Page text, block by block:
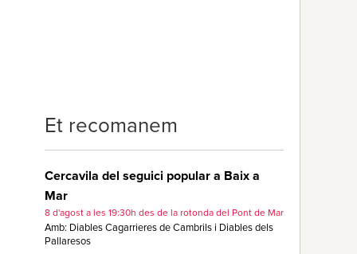
Et recomanem
Cercavila del seguici popular a Baix a
Mar
8 d'agost a les 19:30h des de la rotonda del Pont de Mar
Amb: Diables Cagarrieres de Cambrils i Diables dels
Pallaresos